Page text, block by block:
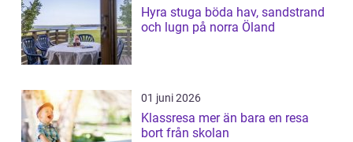
Hyra stuga böda hav, sandstrand
och lugn på norra Öland
01 juni 2026
Klassresa mer än bara en resa
bort från skolan